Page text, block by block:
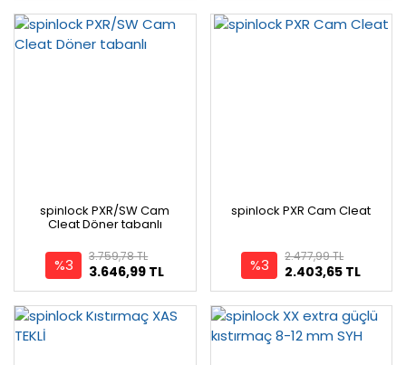
spinlock PXR/SW Cam
Cleat Döner tabanlı
%3 3.646,99 TL
3.759,78 TL
spinlock PXR Cam Cleat
%3 2.403,65 TL
2.477,99 TL